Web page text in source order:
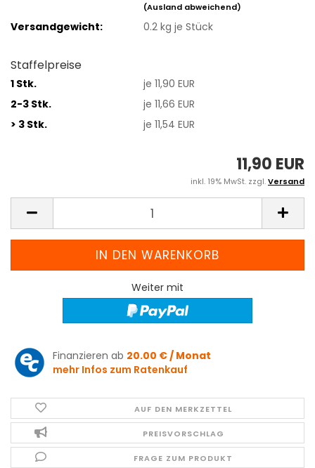
(Ausland abweichend)
Versandgewicht: 0.2 kg je Stück
Staffelpreise
1 Stk.
je 11,90 EUR
2-3 Stk.
je 11,66 EUR
> 3 Stk.
je 11,54 EUR
11,90 EUR
inkl. 19% MwSt. zzgl.Versand
Weiter mit
Finanzieren ab 20.00 € / Monat
mehr Infos zum Ratenkauf
AUF DEN MERKZETTEL
PREISVORSCHLAG
FRAGE ZUM PRODUKT